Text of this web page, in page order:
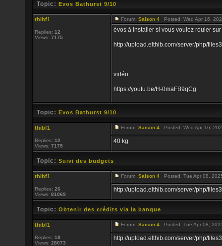
Topic: Evos Bathurst 9/10
thibf1
Replies: 12
Views: 7175
Forum: Saison 4 Posted: Wed Apr 16,
évos à installer si vous voulez rouler
http://upload.elthib.com/server/php/
vidéo :
https://youtu.be/H-0maFB9qCg
Topic: Evos Bathurst 9/10
thibf1
Replies: 12
Views: 7175
Forum: Saison 4 Posted: Wed Apr 16,
40 kg
Topic: Suivi des budgets
thibf1
Replies: 26
Views: 81069
Forum: Saison 4 Posted: Tue Apr 08,
http://upload.elthib.com/server/php/
Topic: Obtenir des crédits via la banque
thibf1
Replies: 18
Views: 28073
Forum: Saison 4 Posted: Tue Apr 08,
http://upload.elthib.com/server/php/